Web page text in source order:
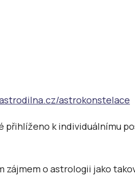
astrokonstelace
k individuálnímu
zájmem o astrologii jako